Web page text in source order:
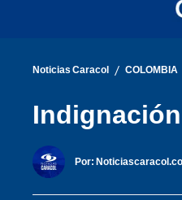
Noticias Caracol / COLOMBIA
Por: